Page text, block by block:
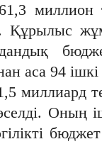
миллион
Құрылыс
аса 94 ішкі
миллиард
Оның